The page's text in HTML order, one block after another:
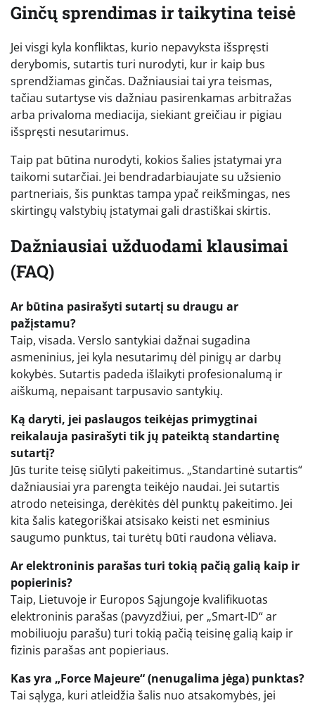
Ginčų sprendimas ir taikytina teisė
Jei visgi kyla konfliktas, kurio nepavyksta išspręsti
derybomis, sutartis turi nurodyti, kur ir kaip bus
sprendžiamas ginčas. Dažniausiai tai yra teismas,
tačiau sutartyse vis dažniau pasirenkamas arbitražas
arba privaloma mediacija, siekiant greičiau ir pigiau
išspręsti nesutarimus.
Taip pat būtina nurodyti, kokios šalies įstatymai yra
taikomi sutarčiai. Jei bendradarbiaujate su užsienio
partneriais, šis punktas tampa ypač reikšmingas, nes
skirtingų valstybių įstatymai gali drastiškai skirtis.
Dažniausiai užduodami klausimai
(FAQ)
Ar būtina pasirašyti sutartį su draugu ar
pažįstamu?
Taip, visada. Verslo santykiai dažnai sugadina
asmeninius, jei kyla nesutarimų dėl pinigų ar darbų
kokybės. Sutartis padeda išlaikyti profesionalumą ir
aiškumą, nepaisant tarpusavio santykių.
Ką daryti, jei paslaugos teikėjas primygtinai
reikalauja pasirašyti tik jų pateiktą standartinę
sutartį?
Jūs turite teisę siūlyti pakeitimus. „Standartinė sutartis“
dažniausiai yra parengta teikėjo naudai. Jei sutartis
atrodo neteisinga, derėkitės dėl punktų pakeitimo. Jei
kita šalis kategoriškai atsisako keisti net esminius
saugumo punktus, tai turėtų būti raudona vėliava.
Ar elektroninis parašas turi tokią pačią galią kaip ir
popierinis?
Taip, Lietuvoje ir Europos Sąjungoje kvalifikuotas
elektroninis parašas (pavyzdžiui, per „Smart-ID“ ar
mobiliuoju parašu) turi tokią pačią teisinę galią kaip ir
fizinis parašas ant popieriaus.
Kas yra „Force Majeure“ (nenugalima jėga) punktas?
Tai sąlyga, kuri atleidžia šalis nuo atsakomybės, jei